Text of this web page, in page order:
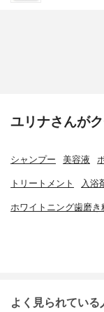
ユリナさんが
シャンプー 美容液
トリートメント 入浴
ホワイトニング歯磨き
よく見られてい